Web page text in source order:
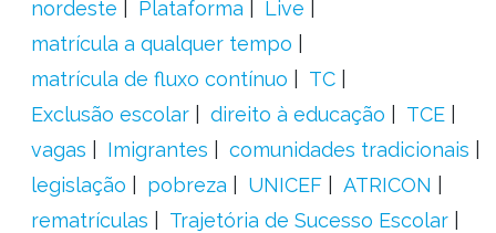
nordeste
Plataforma
Live
matrícula a qualquer tempo
matrícula de fluxo contínuo
TC
Exclusão escolar
direito à educação
TCE
vagas
Imigrantes
comunidades tradicionais
legislação
pobreza UNICEF
ATRICON
rematrículas
Trajetória de Sucesso Escolar